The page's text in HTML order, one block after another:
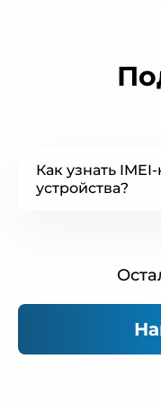
Как узнать
устройства?